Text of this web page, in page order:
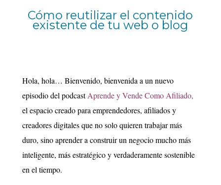
Cómo reutilizar el contenido
existente de tu web o blog
Hola, hola… Bienvenido, bienvenida a un nuevo
episodio del podcastAprende y Vende Como Afiliado,
el espacio creado para emprendedores, afiliados y
creadores digitales que no solo quieren trabajar más
duro, sino aprender a construir un negocio mucho más
inteligente, más estratégico y verdaderamente sostenible
en el tiempo.